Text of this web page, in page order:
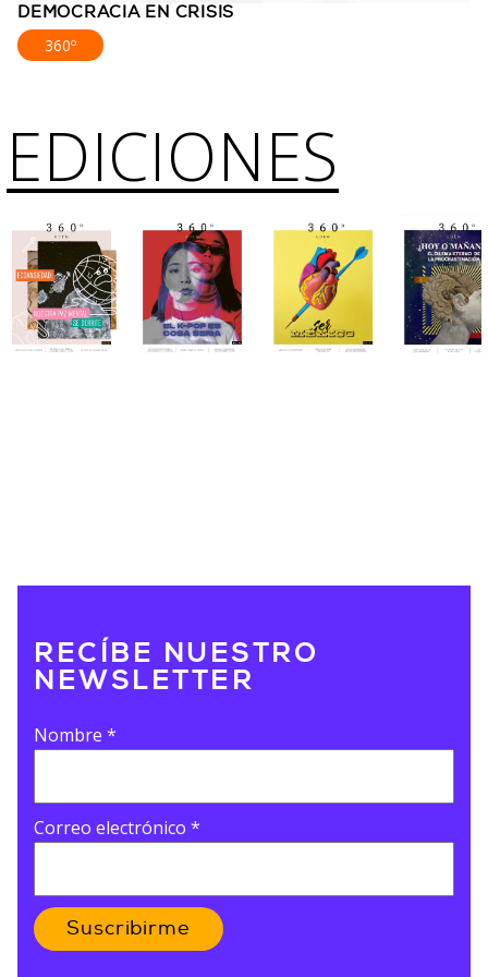
DEMOCRACIA EN CRISIS
360º
EDICIONES
RECÍBE NUESTRO
NEWSLETTER
Nombre *
Correo electrónico *
Suscribirme